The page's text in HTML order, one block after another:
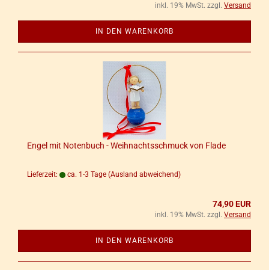
inkl. 19% MwSt. zzgl. Versand
IN DEN WARENKORB
Engel mit No­ten­buch - Weih­nachts­schmuck von Flade
Lieferzeit: ca. 1-3 Tage (Ausland abweichend)
74,90 EUR
inkl. 19% MwSt. zzgl. Versand
IN DEN WARENKORB